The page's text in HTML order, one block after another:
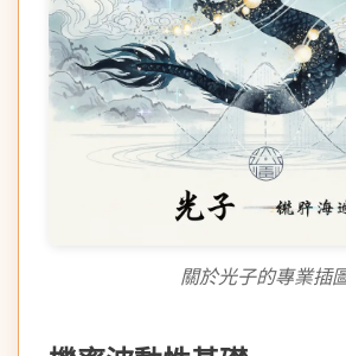
關於光子的專業插